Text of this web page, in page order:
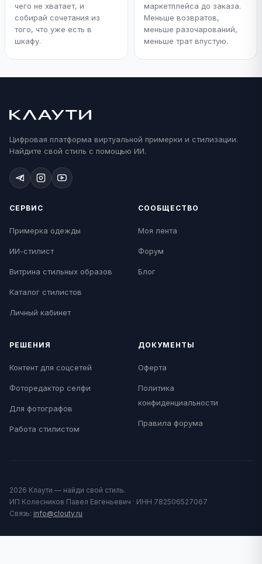
чего не хватает, и
собирай сочетания из
того, что уже есть в
шкафу.
маркетплейса до заказа.
Меньше возвратов,
меньше разочарований,
меньше трат впустую.
Цифровая платформа виртуальной примерки и стилизации.
Найдите свой стиль с помощью ИИ.
СЕРВИС
Примерка одежды
ИИ-стилист
Витрина стильных образов
Каталог стилистов
Личный кабинет
СООБЩЕСТВО
Моя лента
Форум
Блог
РЕШЕНИЯ
Контент для соцсетей
Фоторедактор селфи
Для фотографов
Работа стилистом
ДОКУМЕНТЫ
Оферта
Политика
конфиденциальности
Правила форума
2026 Клаути — найди свой стиль.
ИП Колесников Павел Евгеньевич · ИНН 782506527067
Связь: info@clouty.ru